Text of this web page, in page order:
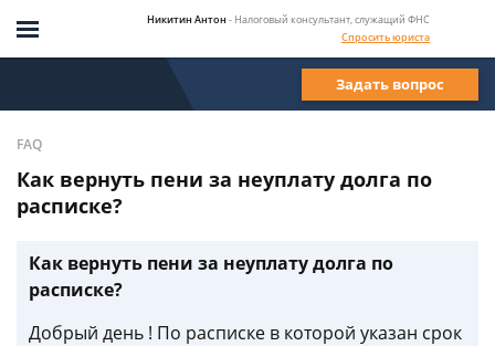
Никитин Антон - Налоговый консультант, служащий ФНС
Спросить юриста
Задать вопрос
FAQ
Как вернуть пени за неуплату долга по
расписке?
Как вернуть пени за неуплату долга по
расписке?
Добрый день ! По расписке в которой указан срок